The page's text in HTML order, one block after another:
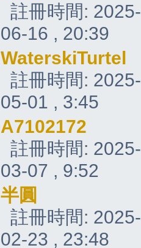
註冊時間: 2025-
06-16 , 20:39
WaterskiTurtel
註冊時間: 2025-
05-01 , 3:45
A7102172
註冊時間: 2025-
03-07 , 9:52
半圓
註冊時間: 2025-
02-23 , 23:48